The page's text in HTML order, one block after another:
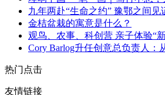
九年两赴“生命之约” 豫鄂之间见
金桔盆栽的寓意是什么？
观鸟、农事、科创营 亲子体验“
Cory Barlog升任创意总负责人：
热门点击
友情链接